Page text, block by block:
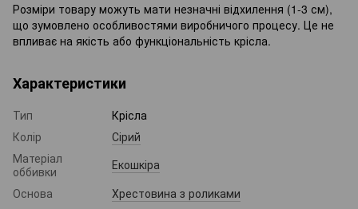
Розміри товару можуть мати незначні відхилення (1-3 см),
що зумовлено особливостями виробничого процесу. Це не
впливає на якість або функціональність крісла.
Характеристики
Тип
Крісла
Колір
Сірий
Матеріал
оббивки
Екошкіра
Основа
Хрестовина з роликами